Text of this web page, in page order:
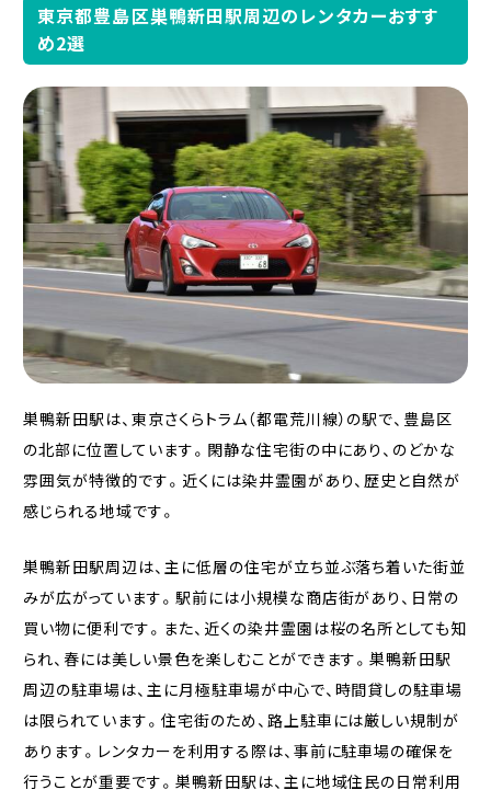
東京都豊島区巣鴨新田駅周辺のレンタカーおすす
め2選
巣鴨新田駅は、東京さくらトラム（都電荒川線）の駅で、豊島区
の北部に位置しています。閑静な住宅街の中にあり、のどかな
雰囲気が特徴的です。近くには染井霊園があり、歴史と自然が
感じられる地域です。
巣鴨新田駅周辺は、主に低層の住宅が立ち並ぶ落ち着いた街並
みが広がっています。駅前には小規模な商店街があり、日常の
買い物に便利です。また、近くの染井霊園は桜の名所としても知
られ、春には美しい景色を楽しむことができます。巣鴨新田駅
周辺の駐車場は、主に月極駐車場が中心で、時間貸しの駐車場
は限られています。住宅街のため、路上駐車には厳しい規制が
あります。レンタカーを利用する際は、事前に駐車場の確保を
行うことが重要です。巣鴨新田駅は、主に地域住民の日常利用